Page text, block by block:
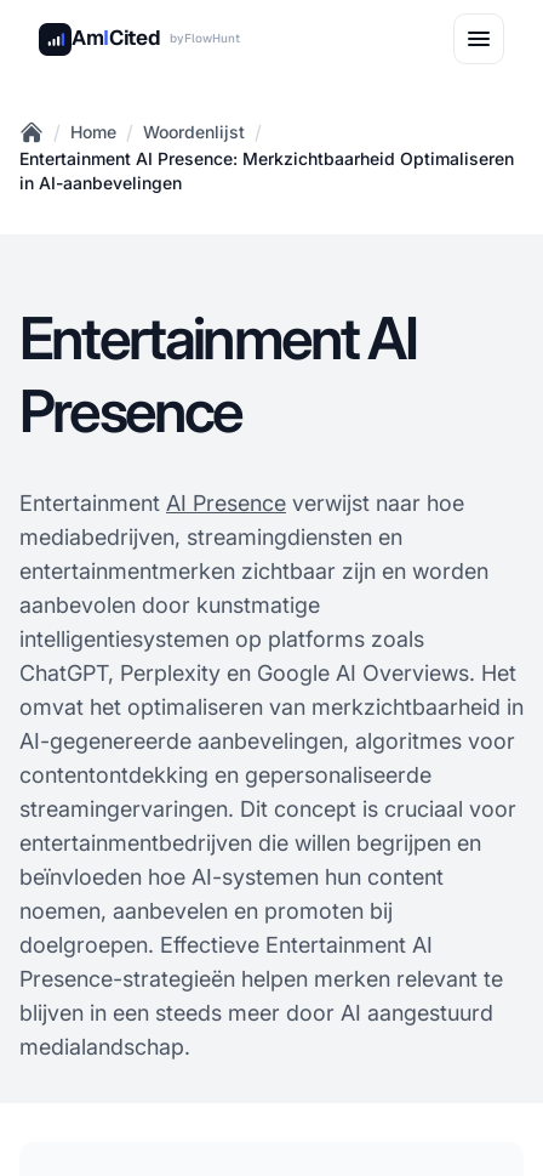
AmICited byFlowHunt
Home
/ Home / Woordenlijst /
Entertainment AI Presence: Merkzichtbaarheid Optimaliseren
in AI-aanbevelingen
Entertainment AI
Presence
Entertainment AI Presence verwijst naar hoe
mediabedrijven, streamingdiensten en
entertainmentmerken zichtbaar zijn en worden
aanbevolen door kunstmatige
intelligentiesystemen op platforms zoals
ChatGPT, Perplexity en Google AI Overviews. Het
omvat het optimaliseren van merkzichtbaarheid in
AI-gegenereerde aanbevelingen, algoritmes voor
contentontdekking en gepersonaliseerde
streamingervaringen. Dit concept is cruciaal voor
entertainmentbedrijven die willen begrijpen en
beïnvloeden hoe AI-systemen hun content
noemen, aanbevelen en promoten bij
doelgroepen. Effectieve Entertainment AI
Presence-strategieën helpen merken relevant te
blijven in een steeds meer door AI aangestuurd
medialandschap.